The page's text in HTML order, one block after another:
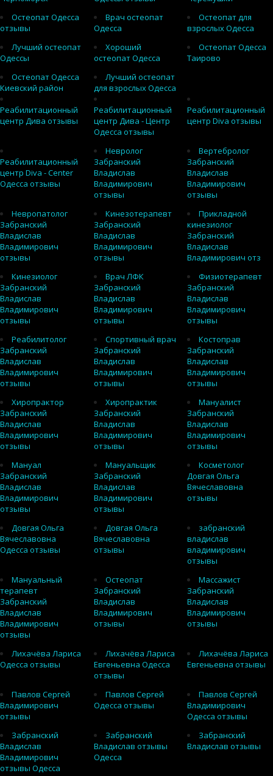
Остеопат Одесса
отзывы
Врач остеопат
Одесса
Остеопат для
взрослых Одесса
Лучший остеопат
Одессы
Хороший
остеопат Одесса
Остеопат Одесса
Таирово
Остеопат Одесса
Киевский район
Лучший остеопат
для взрослых Одесса
Реабилитационный
центр Дива отзывы
Реабилитационный
центр Дива - Центр
Одесса отзывы
Реабилитационный
центр Diva отзывы
Реабилитационный
центр Diva - Center
Одесса отзывы
Невролог
Забранский
Владислав
Владимирович
отзывы
Вертебролог
Забранский
Владислав
Владимирович
отзывы
Невропатолог
Забранский
Владислав
Владимирович
отзывы
Кинезотерапевт
Забранский
Владислав
Владимирович
отзывы
Прикладной
кинезиолог
Забранский
Владислав
Владимирович отз
Кинезиолог
Забранский
Владислав
Владимирович
отзывы
Врач ЛФК
Забранский
Владислав
Владимирович
отзывы
Физиотерапевт
Забранский
Владислав
Владимирович
отзывы
Реабилитолог
Забранский
Владислав
Владимирович
отзывы
Спортивный врач
Забранский
Владислав
Владимирович
отзывы
Костоправ
Забранский
Владислав
Владимирович
отзывы
Хиропрактор
Забранский
Владислав
Владимирович
отзывы
Хиропрактик
Забранский
Владислав
Владимирович
отзывы
Мануалист
Забранский
Владислав
Владимирович
отзывы
Мануал
Забранский
Владислав
Владимирович
отзывы
Мануальщик
Забранский
Владислав
Владимирович
отзывы
Косметолог
Довгая Ольга
Вячеславовна
отзывы
Довгая Ольга
Вячеславовна
Одесса отзывы
Довгая Ольга
Вячеславовна
отзывы
забранский
владислав
владимирович
отзывы
Мануальный
терапевт
Забранский
Владислав
Владимирович
отзывы
Остеопат
Забранский
Владислав
Владимирович
отзывы
Массажист
Забранский
Владислав
Владимирович
отзывы
Лихачёва Лариса
Одесса отзывы
Лихачёва Лариса
Евгеньевна Одесса
отзывы
Лихачёва Лариса
Евгеньевна отзывы
Павлов Сергей
Владимирович
отзывы
Павлов Сергей
Одесса отзывы
Павлов Сергей
Владимирович
Одесса отзывы
Забранский
Владислав
Владимирович
отзывы Одесса
Забранский
Владислав отзывы
Одесса
Забранский
Владислав отзывы